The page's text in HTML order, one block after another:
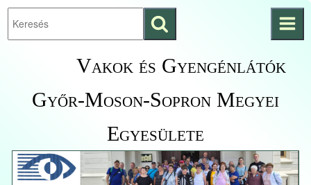
Ugrás a fő
KezdőlapraVakok és Gyengénlátók
Győr-Moson-Sopron Megyei
Egyesülete
Keresés
indítása